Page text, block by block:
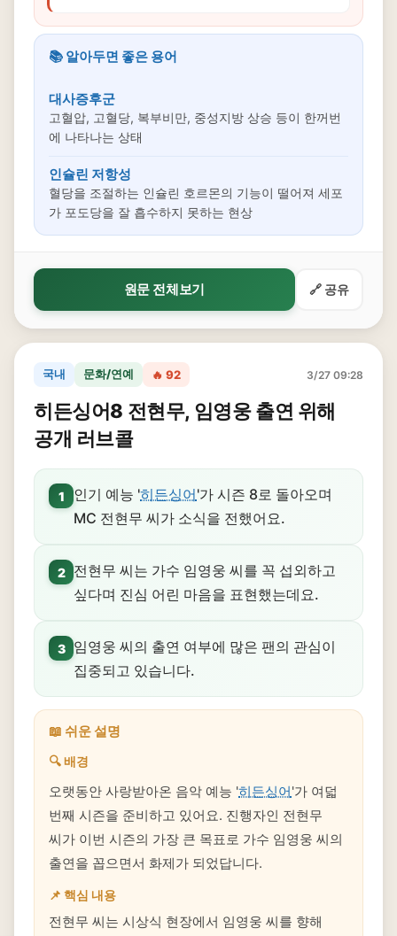
📚 알아두면 좋은 용어
대사증후군
고혈압, 고혈당, 복부비만, 중성지방 상승 등이 한꺼번
에 나타나는 상태
인슐린 저항성
혈당을 조절하는 인슐린 호르몬의 기능이 떨어져 세포
가 포도당을 잘 흡수하지 못하는 현상
원문 전체보기 🔗 공유
국내 문화/연예 🔥 92 3/27 09:28
히든싱어8 전현무, 임영웅 출연 위해
공개 러브콜
1 인기 예능 '히든싱어'가 시즌 8로 돌아오며
MC 전현무 씨가 소식을 전했어요.
2
전현무 씨는 가수 임영웅 씨를 꼭 섭외하고
싶다며 진심 어린 마음을 표현했는데요.
3
임영웅 씨의 출연 여부에 많은 팬의 관심이
집중되고 있습니다.
📖 쉬운 설명
🔍 배경
오랫동안 사랑받아온 음악 예능 '히든싱어'가 여덟
번째 시즌을 준비하고 있어요. 진행자인 전현무
씨가 이번 시즌의 가장 큰 목표로 가수 임영웅 씨의
출연을 꼽으면서 화제가 되었답니다.
📌 핵심 내용
전현무 씨는 시상식 현장에서 임영웅 씨를 향해